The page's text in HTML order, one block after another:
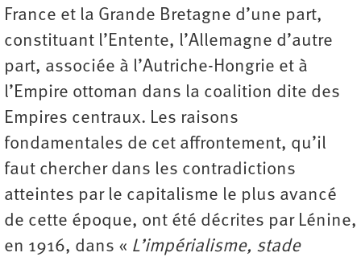
France et la Grande Bretagne d’une part,
constituant l’Entente, l’Allemagne d’autre
part, associée à l’Autriche-Hongrie et à
l’Empire ottoman dans la coalition dite des
Empires centraux. Les raisons
fondamentales de cet affrontement, qu’il
faut chercher dans les contradictions
atteintes par le capitalisme le plus avancé
de cette époque, ont été décrites par Lénine,
en 1916, dans « L’impérialisme, stade